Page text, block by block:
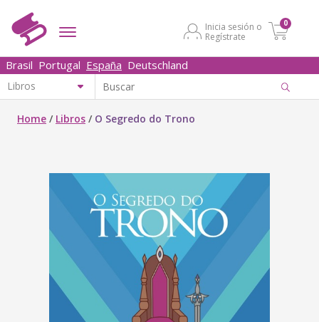
Inicia sesión o
Regístrate
0
Brasil Portugal España Deutschland
Home / Libros / O Segredo do Trono